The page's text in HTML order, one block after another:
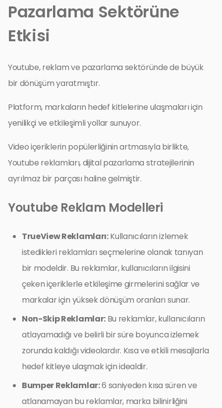
Pazarlama Sektörüne
Etkisi
Youtube, reklam ve pazarlama sektöründe de büyük
bir dönüşüm yaratmıştır.
Platform, markaların hedef kitlelerine ulaşmaları için
yenilikçi ve etkileşimli yollar sunuyor.
Video içeriklerin popülerliğinin artmasıyla birlikte,
Youtube reklamları, dijital pazarlama stratejilerinin
ayrılmaz bir parçası haline gelmiştir.
Youtube Reklam Modelleri
TrueView Reklamları:Kullanıcıların izlemek
istedikleri reklamları seçmelerine olanak tanıyan
bir modeldir. Bu reklamlar, kullanıcıların ilgisini
çeken içeriklerle etkileşime girmelerini sağlar ve
markalar için yüksek dönüşüm oranları sunar.
Non-Skip Reklamlar:Bu reklamlar, kullanıcıların
atlayamadığı ve belirli bir süre boyunca izlemek
zorunda kaldığı videolardır. Kısa ve etkili mesajlarla
hedef kitleye ulaşmak için idealdir.
Bumper Reklamlar:6 saniyeden kısa süren ve
atlanamayan bu reklamlar, marka bilinirliğini